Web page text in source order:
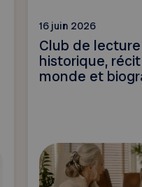
16 juin 2026
Club de
historique,
monde et